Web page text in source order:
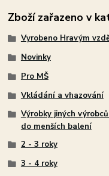
Zboží zařazeno v
Vyrobeno Hravým
Novinky
Pro MŠ
Vkládání a vhazování
Výrobky jiných
do menších balení
2 - 3 roky
3 - 4 roky